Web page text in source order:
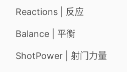
Reactions | 反应
Balance | 平衡
ShotPower | 射门力量